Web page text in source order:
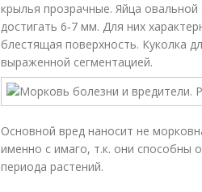
крылья прозрачные. Яйца
достигать 6‑7 мм. Для них
блестящая поверхность. Куколка
выраженной сегментацией.
Основной вред наносит не
именно с имаго, т.к. они способны
периода растений.